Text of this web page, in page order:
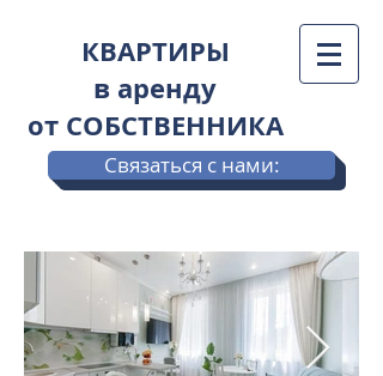
КВАРТИРЫ
в аренду
от СОБСТВЕННИКА
Связаться с нами: